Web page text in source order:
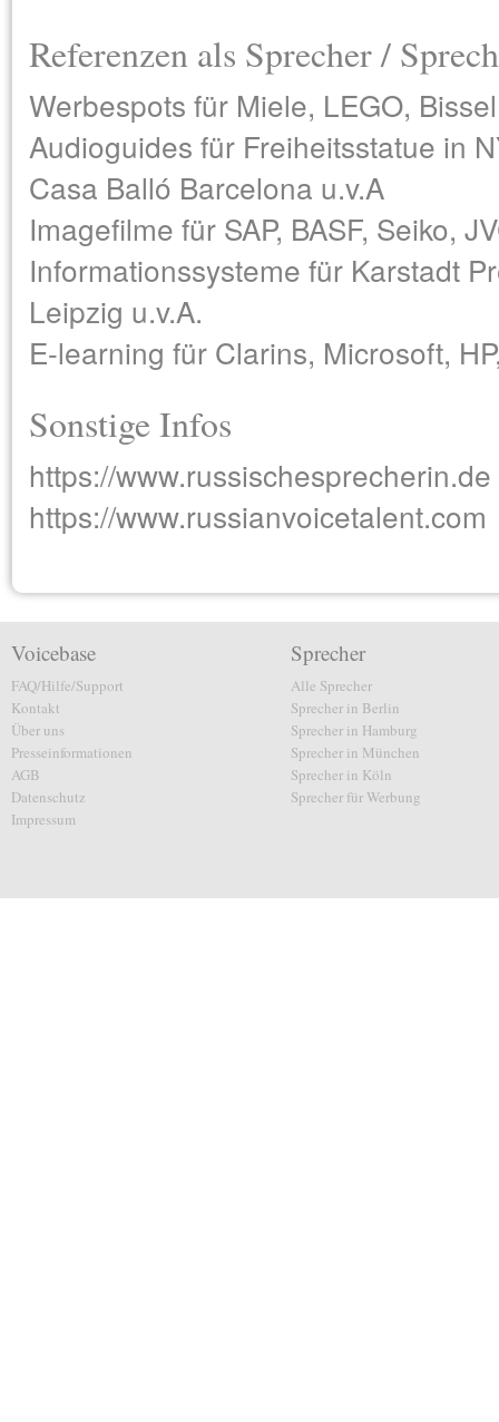
Referenzen als Sprecher /
Werbespots für Miele, LEGO,
Audioguides für Freiheitsstatue in
Casa Balló Barcelona u.v.A
Imagefilme für SAP, BASF, Seiko,
Informationssysteme für Karstadt
Leipzig u.v.A.
E-learning für Clarins, Microsoft,
Sonstige Infos
https://www.russischesprecherin.de
https://www.russianvoicetalent.com
Voicebase
FAQ/Hilfe/Support
Kontakt
Über uns
Presseinformationen
AGB
Datenschutz
Impressum
Sprecher
Alle Sprecher
Sprecher in Berlin
Sprecher in Hamburg
Sprecher in München
Sprecher in Köln
Sprecher für Werbung